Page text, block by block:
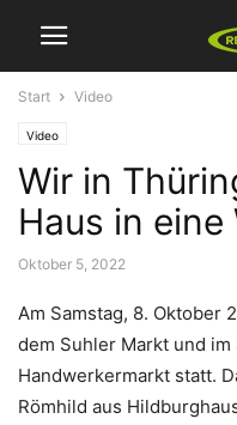
Start Video
Video
Wir in
Haus in
Oktober 5, 2022
Am Samstag, 8. Oktober
dem Suhler Markt und
Handwerkermarkt statt.
Römhild aus